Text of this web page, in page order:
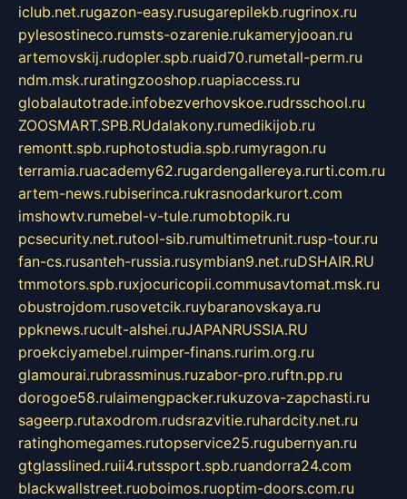
iclub.net.rugazon-easy.rusugarepilekb.rugrinox.ru
pylesostineco.rumsts-ozarenie.rukameryjooan.ru
artemovskij.rudopler.spb.ruaid70.rumetall-perm.ru
ndm.msk.ruratingzooshop.ruapiaccess.ru
globalautotrade.infobezverhovskoe.rudrsschool.ru
ZOOSMART.SPB.RUdalakony.rumedikijob.ru
remontt.spb.ruphotostudia.spb.rumyragon.ru
terramia.ruacademy62.rugardengallereya.rurti.com.ru
artem-news.rubiserinca.rukrasnodarkurort.com
imshowtv.rumebel-v-tule.rumobtopik.ru
pcsecurity.net.rutool-sib.rumultimetrunit.rusp-tour.ru
fan-cs.rusanteh-russia.rusymbian9.net.ruDSHAIR.RU
tmmotors.spb.ruxjocuricopii.commusavtomat.msk.ru
obustrojdom.rusovetcik.ruybaranovskaya.ru
ppknews.rucult-alshei.ruJAPANRUSSIA.RU
proekciyamebel.ruimper-finans.rurim.org.ru
glamourai.rubrassminus.ruzabor-pro.ruftn.pp.ru
dorogoe58.rulaimengpacker.rukuzova-zapchasti.ru
sageerp.rutaxodrom.rudsrazvitie.ruhardcity.net.ru
ratinghomegames.rutopservice25.rugubernyan.ru
gtglasslined.ruii4.rutssport.spb.ruandorra24.com
blackwallstreet.ruoboimos.ruoptim-doors.com.ru